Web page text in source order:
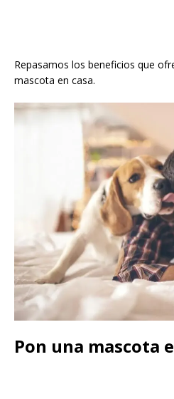
Repasamos los beneficios que
mascota en casa.
Pon una mascota